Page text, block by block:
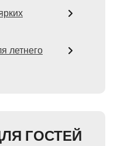
летнего
ГОСТЕЙ